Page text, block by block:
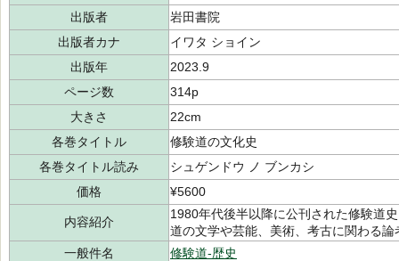
出版者
岩田書院
出版者カナ
イワタ ショイン
出版年
2023.9
ページ数
314p
大きさ
22cm
各巻タイトル
修験道の文化史
各巻タイトル読み
シュゲンドウ ノ ブンカシ
価格
¥5600
内容紹介
1980年代後半以降に公刊された修験道
道の文学や芸能、美術、考古に関わる
一般件名
修験道-歴史